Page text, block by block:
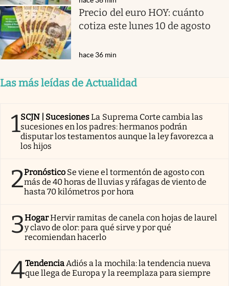
Precio del euro HOY: cuánto
cotiza este lunes 10 de agosto
hace 36 min
Las más leídas de Actualidad
1SCJN | SucesionesLa Suprema Corte cambia las
sucesiones en los padres: hermanos podrán
disputar los testamentos aunque la ley favorezca a
los hijos
2Pronóstico Se viene el tormentón de agosto con
más de 40 horas de lluvias y ráfagas de viento de
hasta 70 kilómetros por hora
3HogarHervir ramitas de canela con hojas de laurel
y clavo de olor: para qué sirve y por qué
recomiendan hacerlo
4TendenciaAdiós a la mochila: la tendencia nueva
que llega de Europa y la reemplaza para siempre